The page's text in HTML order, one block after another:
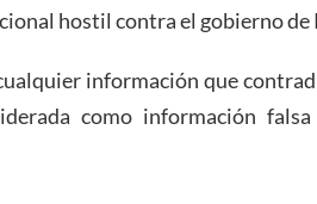
hostil contra el gobierno de
información que
como información